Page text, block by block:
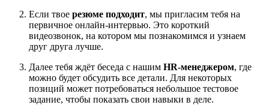
Если твое резюме подходит, мы пригласим тебя на
первичное онлайн-интервью. Это короткий
видеозвонок, на котором мы познакомимся и узнаем
друг друга лучше.
Далее тебя ждёт беседа с нашим HR-менеджером, где
можно будет обсудить все детали. Для некоторых
позиций может потребоваться небольшое тестовое
задание, чтобы показать свои навыки в деле.